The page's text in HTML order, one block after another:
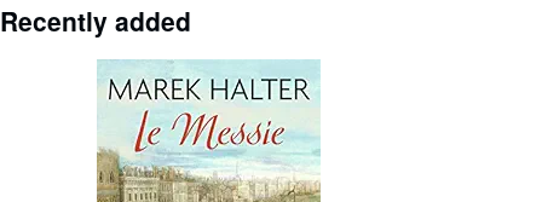
Recently added